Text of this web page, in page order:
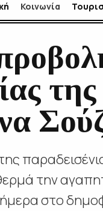
Κοινωνία
την
στο